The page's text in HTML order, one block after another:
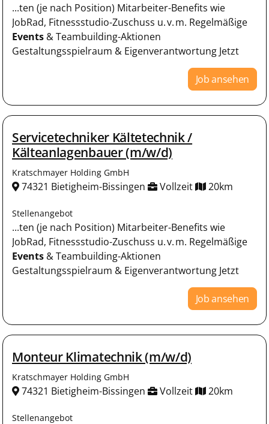
...ten (je nach Position) Mitarbeiter-Benefits wie
JobRad, Fitnessstudio-Zuschuss u. v. m. Regelmäßige
Events & Teambuilding-Aktionen
Gestaltungsspielraum & Eigenverantwortung Jetzt
Job ansehen
Servicetechniker Kältetechnik /
Kälteanlagenbauer (m/w/d)
Kratschmayer Holding GmbH
74321 Bietigheim-Bissingen Vollzeit 20km
Stellenangebot
...ten (je nach Position) Mitarbeiter-Benefits wie
JobRad, Fitnessstudio-Zuschuss u. v. m. Regelmäßige
Events & Teambuilding-Aktionen
Gestaltungsspielraum & Eigenverantwortung Jetzt
Job ansehen
Monteur Klimatechnik (m/w/d)
Kratschmayer Holding GmbH
74321 Bietigheim-Bissingen Vollzeit 20km
Stellenangebot